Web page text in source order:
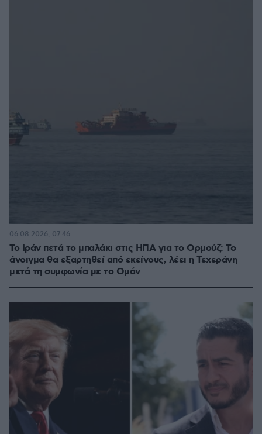
Το Ιράν πετά το μπαλάκι στις ΗΠΑ για το Ορμούζ: Το
άνοιγμα θα εξαρτηθεί από εκείνους, λέει η Τεχεράνη
μετά τη συμφωνία με το Ομάν
06.08.2026, 07:46